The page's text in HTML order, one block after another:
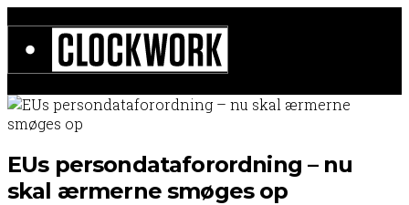
EUs persondataforordning – nu
skal ærmerne smøges op